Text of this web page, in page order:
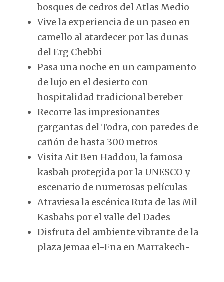
bosques de cedros del Atlas Medio
Vive la experiencia de un paseo en
camello al atardecer por las dunas
del Erg Chebbi
Pasa una noche en un campamento
de lujo en el desierto con
hospitalidad tradicional bereber
Recorre las impresionantes
gargantas del Todra, con paredes de
cañón de hasta 300 metros
Visita Ait Ben Haddou, la famosa
kasbah protegida por la UNESCO y
escenario de numerosas películas
Atraviesa la escénica Ruta de las Mil
Kasbahs por el valle del Dades
Disfruta del ambiente vibrante de la
plaza Jemaa el-Fna en Marrakech-